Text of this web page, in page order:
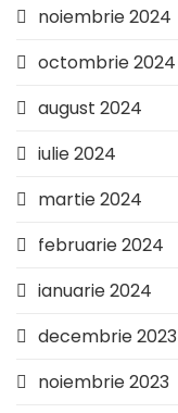
noiembrie 2024
octombrie 2024
august 2024
iulie 2024
martie 2024
februarie 2024
ianuarie 2024
decembrie 2023
noiembrie 2023